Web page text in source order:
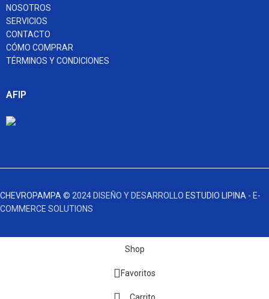
NOSOTROS
SERVICIOS
CONTACTO
CÓMO COMPRAR
TÉRMINOS Y CONDICIONES
AFIP
CHEVROPAMPA © 2024 DISEÑO Y DESARROLLO ESTUDIO LIPINA - E-
COMMERCE SOLUTIONS
Shop
Favoritos